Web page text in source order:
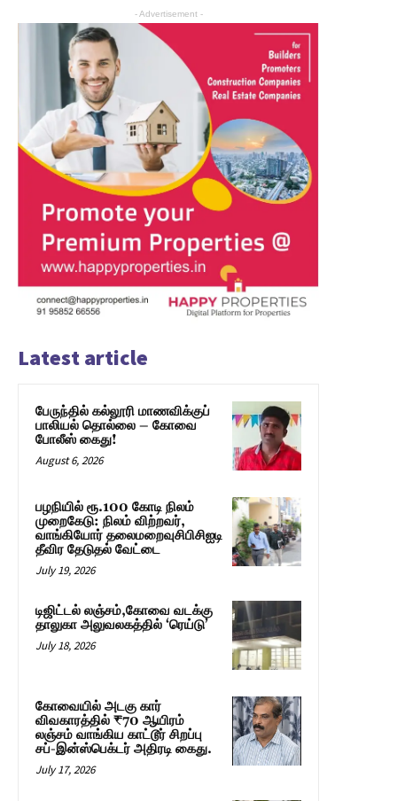
- Advertisement -
Latest article
பேருந்தில் கல்லூரி மாணவிக்குப்
பாலியல் தொல்லை – கோவை
போலீஸ் கைது!
August 6, 2026
பழநியில் ரூ.100 கோடி நிலம்
முறைகேடு: நிலம் விற்றவர்,
வாங்கியோர் தலைமறைவுசிபிசிஐடி
தீவிர தேடுதல் வேட்டை
July 19, 2026
டிஜிட்டல் லஞ்சம்,கோவை வடக்கு
தாலுகா அலுவலகத்தில் ‘ரெய்டு’
July 18, 2026
கோவையில் அடகு கார்
விவகாரத்தில் ₹70 ஆயிரம்
லஞ்சம் வாங்கிய காட்டூர் சிறப்பு
சப்-இன்ஸ்பெக்டர் அதிரடி கைது.
July 17, 2026